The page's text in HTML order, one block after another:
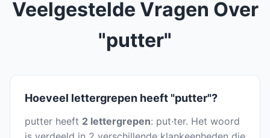
Veelgestelde Vragen Over
"putter"
Hoeveel lettergrepen heeft "putter"?
putter heeft 2 lettergrepen: put·ter. Het woord